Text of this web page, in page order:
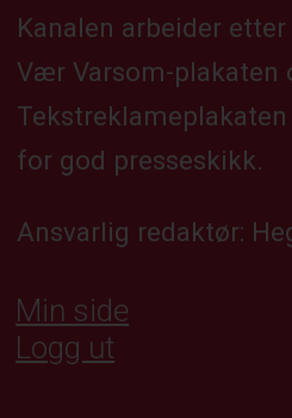
Kanalen arbeider
Vær Varsom-plakaten
for god presseskikk.
Ansvarlig redaktør:
Min side
Logg ut